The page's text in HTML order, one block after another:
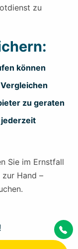
zu
können
zu geraten
jederzeit
Sie im Ernstfall
Hand –